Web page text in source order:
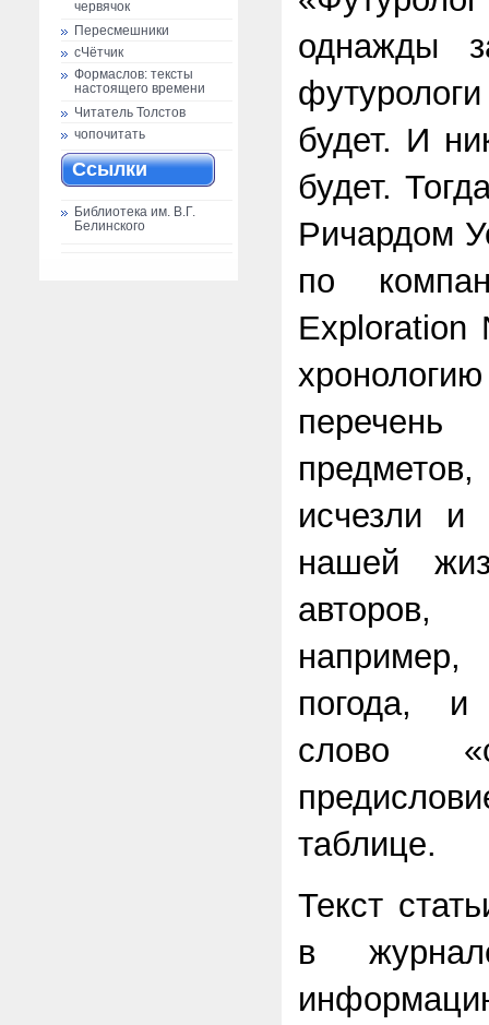
червячок
Пересмешники
сЧётчик
Формаслов: тексты
настоящего времени
Читатель Толстов
чопочитать
Ссылки
Библиотека им. В.Г.
Белинского
однажды
будет. И
будет.
Ричардом
по
Exploration
исчезли и
нашей
погода, и
слово
таблице.
Текст
в